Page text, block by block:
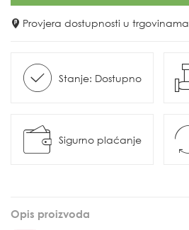
Provjera dostupnosti u trgovinama
Stanje: Dostupno
Sigurno plaćanje
Opis proizvoda